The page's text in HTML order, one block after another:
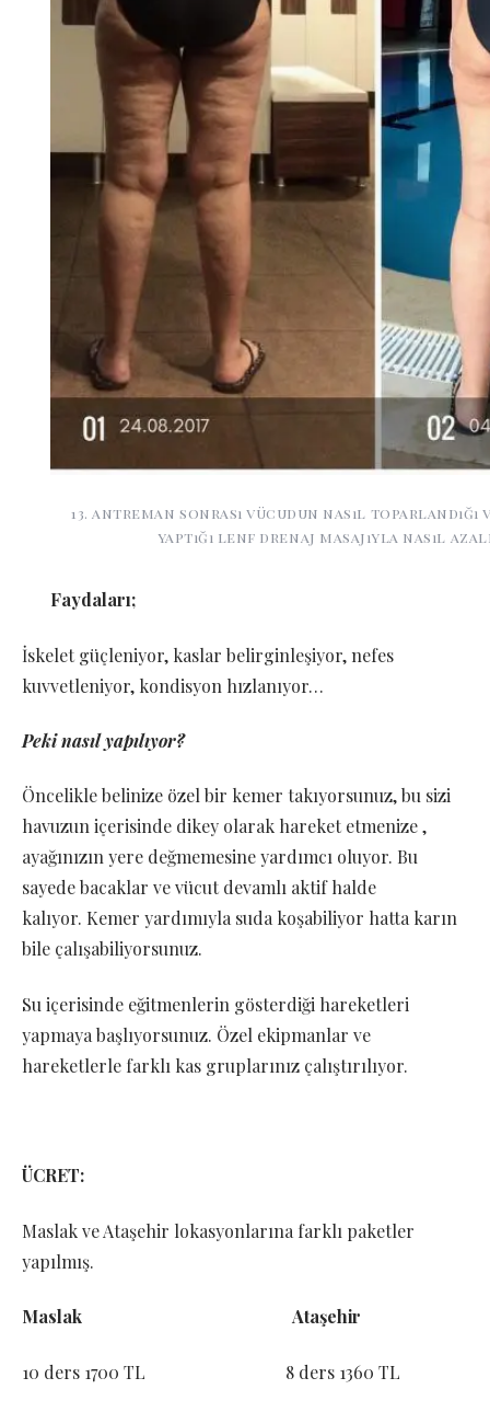
13. antreman sonrası vücudun nasıl
yaptığı lenf drenaj masajıyla nasıl
Faydaları;
İskelet güçleniyor, kaslar belirginleşiyor, nefes
kuvvetleniyor, kondisyon hızlanıyor…
Peki nasıl yapılıyor?
Öncelikle belinize özel bir kemer takıyorsunuz, bu sizi
havuzun içerisinde dikey olarak hareket etmenize ,
ayağınızın yere değmemesine yardımcı oluyor. Bu
sayede bacaklar ve vücut devamlı aktif halde
kalıyor. Kemer yardımıyla suda koşabiliyor hatta karın
bile çalışabiliyorsunuz.
Su içerisinde eğitmenlerin gösterdiği hareketleri
yapmaya başlıyorsunuz. Özel ekipmanlar ve
hareketlerle farklı kas gruplarınız çalıştırılıyor.
ÜCRET:
Maslak ve Ataşehir lokasyonlarına farklı paketler
yapılmış.
Maslak Ataşehir
10 ders 1700 TL 8 ders 1360 TL